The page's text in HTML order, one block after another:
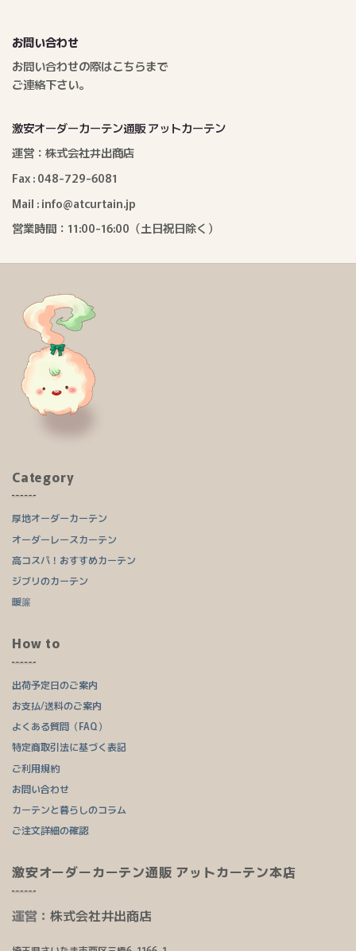
お問い合わせ
お問い合わせの際はこちらまで
ご連絡下さい。
激安オーダーカーテン通販 アットカーテン
運営：株式会社井出商店
Fax : 048-729-6081
Mail : info@atcurtain.jp
営業時間：11:00-16:00（土日祝日除く）
Category
厚地オーダーカーテン
オーダーレースカーテン
高コスパ！おすすめカーテン
ジブリのカーテン
暖簾
How to
出荷予定日のご案内
お支払/送料のご案内
よくある質問（FAQ）
特定商取引法に基づく表記
ご利用規約
お問い合わせ
カーテンと暮らしのコラム
ご注文詳細の確認
激安オーダーカーテン通販 アットカーテン本店
運営： 株式会社井出商店